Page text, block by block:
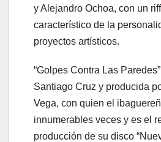
y Alejandro Ochoa, con un
característico de la
proyectos artísticos.
“Golpes Contra Las
Santiago Cruz y producida
Vega, con quien el
innumerables veces y es el
producción de su disco